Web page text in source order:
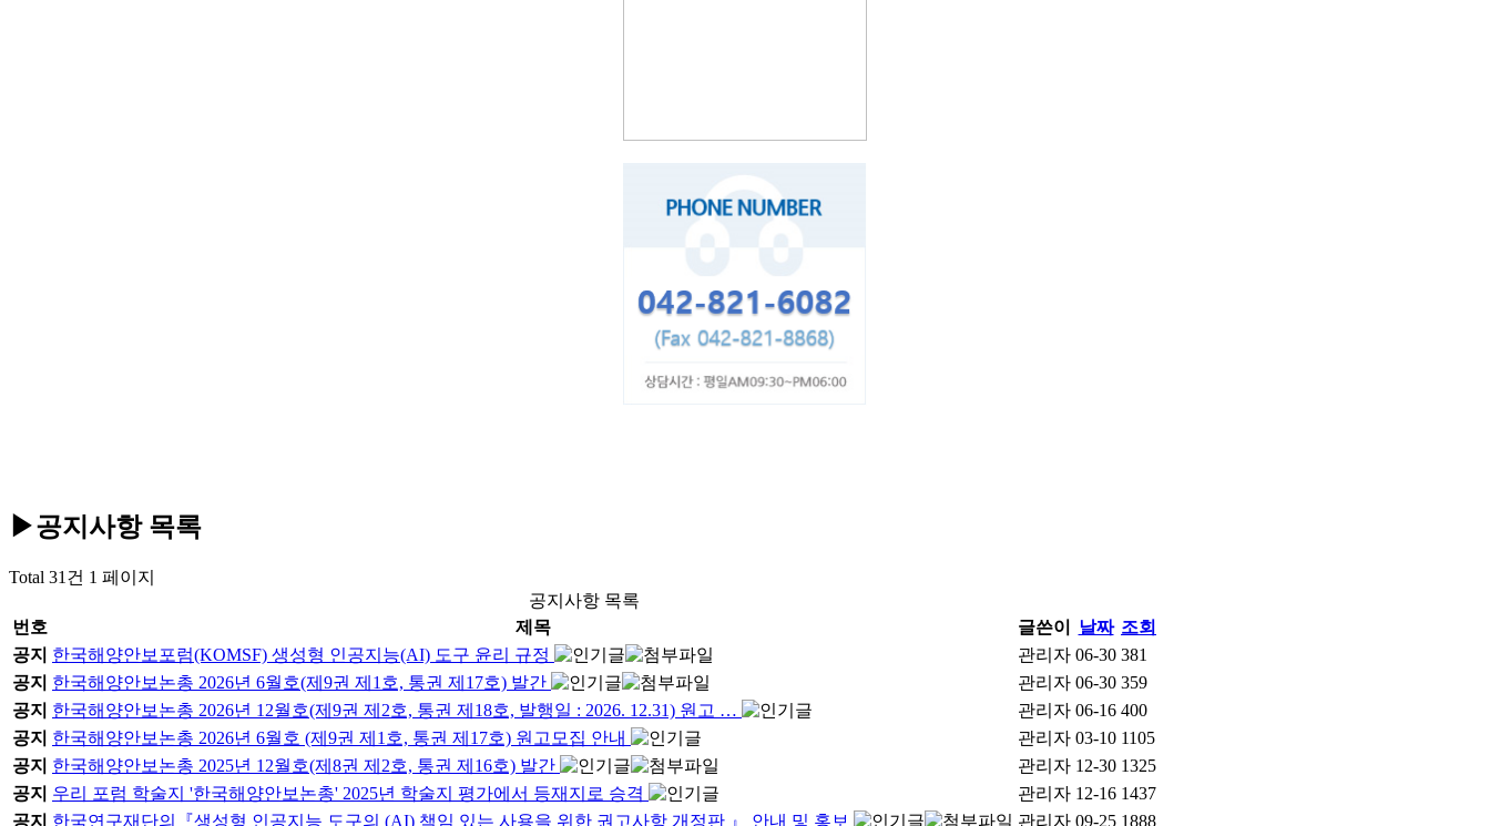
▶공지사항목록
Total 31건 1 페이지
공지사항 목록
번호
제목 글쓴이 날짜 조회
공지 한국해양안보포럼(KOMSF) 생성형 인공지능(AI) 도구 윤리 규정 관리자 06-30 381
공지 한국해양안보논총 2026년 6월호(제9권 제1호, 통권 제17호) 발간 관리자 06-30 359
공지 한국해양안보논총 2026년 12월호(제9권 제2호, 통권 제18호, 발행일 : 2026. 12.31) 원고 … 관리자 06-16 400
공지 한국해양안보논총 2026년 6월호 (제9권 제1호, 통권 제17호) 원고모집 안내 관리자 03-10 1105
공지 한국해양안보논총 2025년 12월호(제8권 제2호, 통권 제16호) 발간 관리자 12-30 1325
공지 우리 포럼 학술지 '한국해양안보논총' 2025년 학술지 평가에서 등재지로 승격 관리자 12-16 1437
공지 한국연구재단의『생성형 인공지능 도구의 (AI) 책임 있는 사용을 위한 권고사항 개정판 』 안내 및 홍보 관리자 09-25 1888